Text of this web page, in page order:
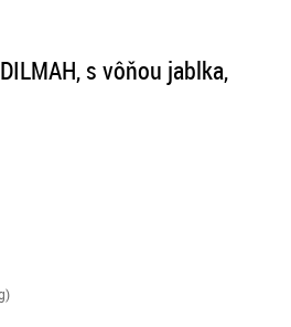
s vôňou jablka,